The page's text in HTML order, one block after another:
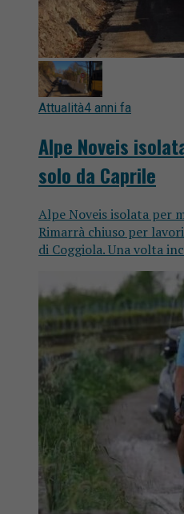
Attualità4 anni fa
Alpe Noveis
solo da Caprile
Alpe Noveis isolata per
Rimarrà chiuso per
di Coggiola. Una volta